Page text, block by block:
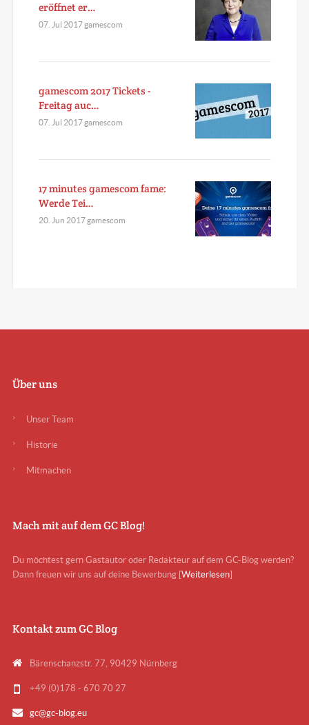
eröffnet er…
07. Jul 2017 gamescom
gamescom 2017 Tickets -
Freitag auc…
07. Jul 2017 gamescom
17 minutes gamescom fame:
Werde Tei…
20. Jun 2017 gamescom
Über uns
Unser Team
Historie
Mitmachen
Mach mit auf dem GC Blog!
Du möchtest gern Gastautor oder Redakteur auf dem GC-Blog werden?
Dann freuen wir uns auf deine Bewerbung [Weiterlesen]
Kontakt zum GC Blog
Bärenschanzstr. 77, 90429 Nürnberg
+49 (0)178 - 670 70 27
gc@gc-blog.eu